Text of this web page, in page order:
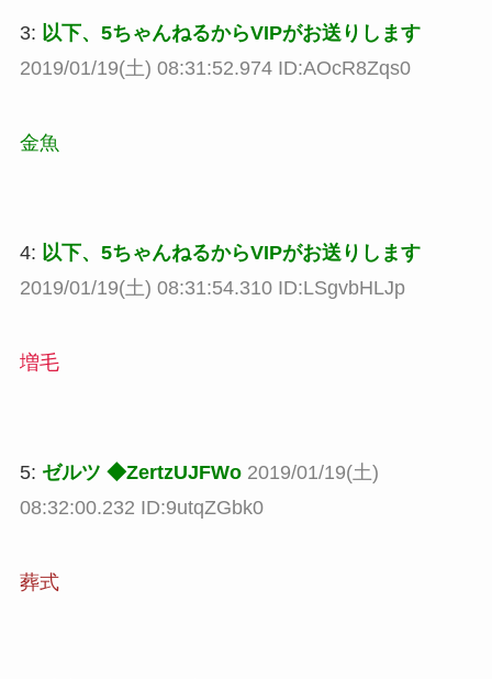
3: 以下、5ちゃんねるからVIPがお送りします
2019/01/19(土) 08:31:52.974 ID:AOcR8Zqs0
金魚
4: 以下、5ちゃんねるからVIPがお送りします
2019/01/19(土) 08:31:54.310 ID:LSgvbHLJp
増毛
5: ゼルツ ◆ZertzUJFWo 2019/01/19(土)
08:32:00.232 ID:9utqZGbk0
葬式